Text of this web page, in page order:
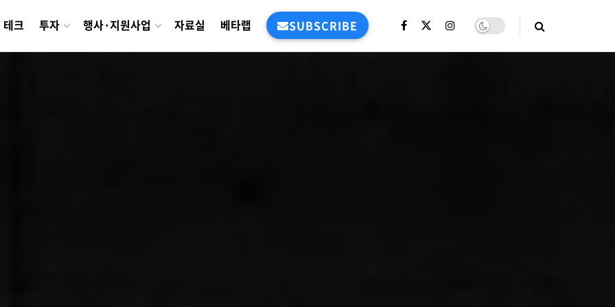
테크 투자 행사·지원사업 자료실 베타랩 SUBSCRIBE